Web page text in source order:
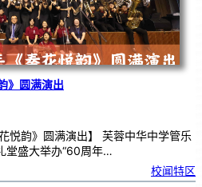
》圆满演出
悦韵》圆满演出】 芙蓉中华中学管乐
堂盛大举办“60周年…
校闻特区